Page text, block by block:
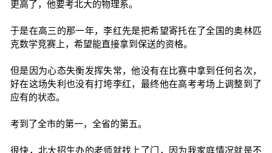
更高了，他要考北大的物理系。
于是在高三的那一年，李红先是把希望寄托在了全国的奥林匹
克数学竞赛上，希望能直接拿到保送的资格。
但是因为心态失衡发挥失常，他没有在比赛中拿到任何名次，
好在这场失利也没有打垮李红，最终他在高考考场上调整到了
应有的状态。
考到了全市的第一，全省的第五。
很快，北大招生办的老师就找上了门，因为我家庭情况就是不